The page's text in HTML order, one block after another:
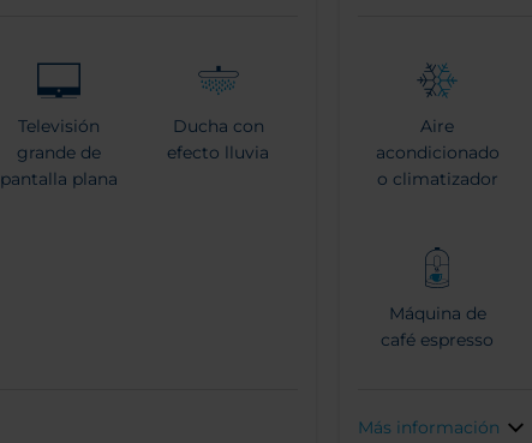
Televisión
grande de
pantalla plana
Ducha con
efecto lluvia
Aire
acondicionado
o climatizador
Máquina de
café espresso
Más información